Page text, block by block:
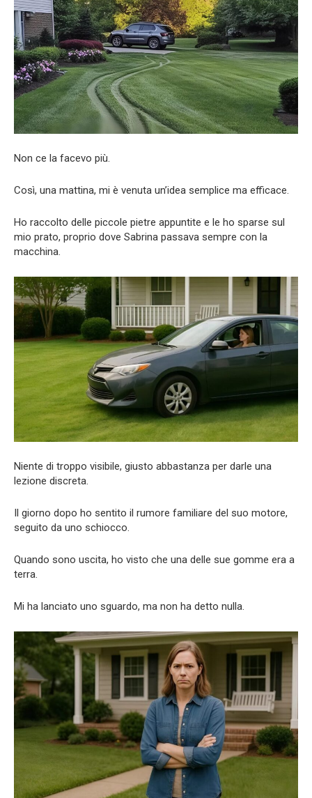
Non ce la facevo più.
Così, una mattina, mi è venuta un’idea semplice ma efficace.
Ho raccolto delle piccole pietre appuntite e le ho sparse sul
mio prato, proprio dove Sabrina passava sempre con la
macchina.
Niente di troppo visibile, giusto abbastanza per darle una
lezione discreta.
Il giorno dopo ho sentito il rumore familiare del suo motore,
seguito da uno schiocco.
Quando sono uscita, ho visto che una delle sue gomme era a
terra.
Mi ha lanciato uno sguardo, ma non ha detto nulla.